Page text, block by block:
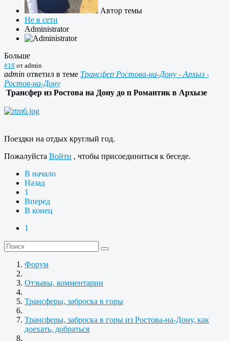
Автор темы
Не в сети
Administrator
Больше
#18 от admin
admin ответил в теме Трансфер Ростова-на-Дону - Архыз -
Ростов-на-Дону
Трансфер из Ростова на Дону до п Романтик в Архызе
Поездки на отдых круглый год.
Пожалуйста Войти , чтобы присоединиться к беседе.
В начало
Назад
1
Вперед
В конец
1
Форум
Отзывы, комментарии
Трансферы, заброска в горы
Трансферы, заброска в горы из Ростова-на-Дону, как
доехать, добраться